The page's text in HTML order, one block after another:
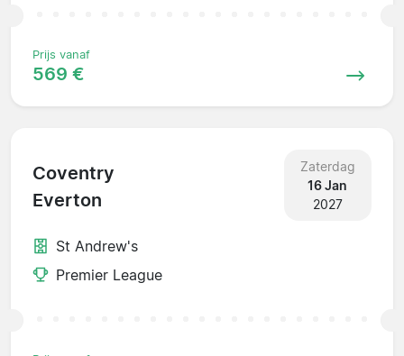
Prijs vanaf
569 €
Coventry
Everton
Zaterdag
16 Jan
2027
St Andrew's
Premier League